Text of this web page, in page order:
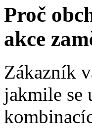
Proč
akce
Zákazník
jakmile se